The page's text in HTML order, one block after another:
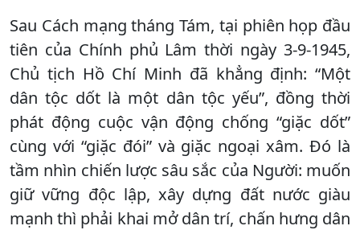
Sau Cách mạng tháng Tám, tại phiên họp đầu
tiên của Chính phủ Lâm thời ngày 3-9-1945,
Chủ tịch Hồ Chí Minh đã khẳng định: “Một
dân tộc dốt là một dân tộc yếu”, đồng thời
phát động cuộc vận động chống “giặc dốt”
cùng với “giặc đói” và giặc ngoại xâm. Đó là
tầm nhìn chiến lược sâu sắc của Người: muốn
giữ vững độc lập, xây dựng đất nước giàu
mạnh thì phải khai mở dân trí, chấn hưng dân